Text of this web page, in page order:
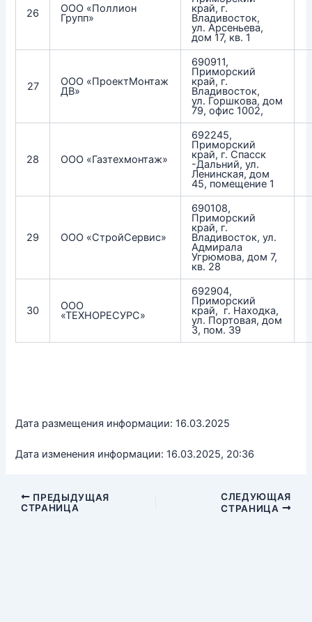
26 ООО «Поллион
Групп»
край, г.
Владивосток,
ул. Арсеньева,
дом 17, кв. 1
27 ООО «ПроектМонтаж
ДВ»
690911,
Приморский
край, г.
Владивосток,
ул. Горшкова, дом
79, офис 1002,
28 ООО «Газтехмонтаж»
692245,
Приморский
край, г. Спасск
-Дальний, ул.
Ленинская, дом
45, помещение 1
29 ООО «СтройСервис»
690108,
Приморский
край, г.
Владивосток, ул.
Адмирала
Угрюмова, дом 7,
кв. 28
30 ООО
«ТЕХНОРЕСУРС»
692904,
Приморский
край, г. Находка,
ул. Портовая, дом
3, пом. 39
Дата размещения информации: 16.03.2025
Дата изменения информации: 16.03.2025, 20:36
ПРЕДЫДУЩАЯ
СТРАНИЦА
СЛЕДУЮЩАЯ
СТРАНИЦА